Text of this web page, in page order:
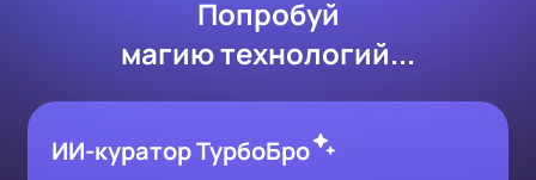
Попробуй
магию технологий...
ИИ-куратор ТурбоБро